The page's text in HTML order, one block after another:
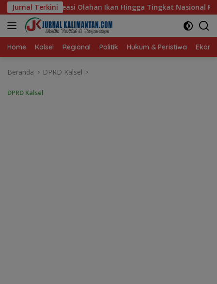
Langsung
ke
konten
Jurnal Terkini
Hingga Tingkat Nasional Pada Lomba Masak Serba Ikan
Home Kalsel Regional Politik Hukum & Peristiwa
Beranda DPRD Kalsel
DPRD Kalsel